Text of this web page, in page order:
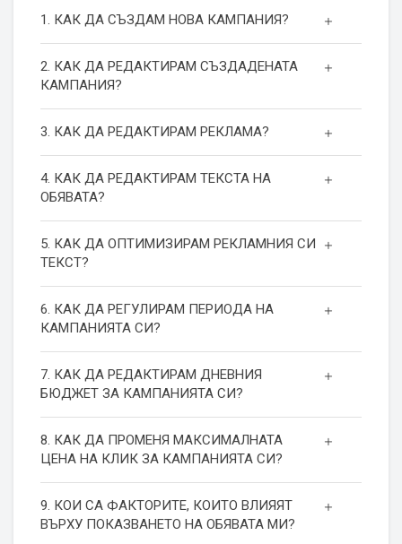
1. КАК ДА СЪЗДАМ НОВА КАМПАНИЯ?
2. КАК ДА РЕДАКТИРАМ СЪЗДАДЕНАТА
КАМПАНИЯ?
3. КАК ДА РЕДАКТИРАМ РЕКЛАМА?
4. КАК ДА РЕДАКТИРАМ ТЕКСТА НА
ОБЯВАТА?
5. КАК ДА ОПТИМИЗИРАМ РЕКЛАМНИЯ СИ
ТЕКСТ?
6. КАК ДА РЕГУЛИРАМ ПЕРИОДА НА
КАМПАНИЯТА СИ?
7. КАК ДА РЕДАКТИРАМ ДНЕВНИЯ
БЮДЖЕТ ЗА КАМПАНИЯТА СИ?
8. КАК ДА ПРОМЕНЯ МАКСИМАЛНАТА
ЦЕНА НА КЛИК ЗА КАМПАНИЯТА СИ?
9. КОИ СА ФАКТОРИТЕ, КОИТО ВЛИЯЯТ
ВЪРХУ ПОКАЗВАНЕТО НА ОБЯВАТА МИ?